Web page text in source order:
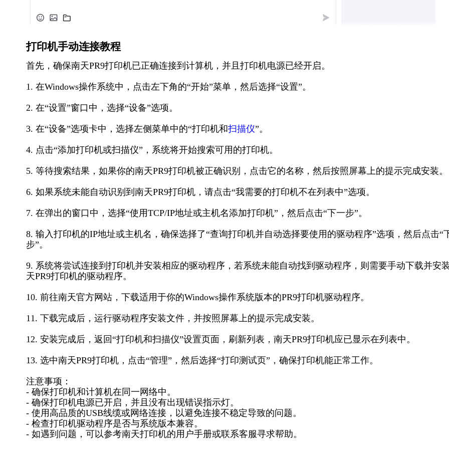
打印机手动连接教程
首先，确保南天PR9打印机已正确连接到计算机，并且打印机电源已经开启。
1. 在Windows操作系统中，点击左下角的“开始”菜单，然后选择“设置”。
2. 在“设置”窗口中，选择“设备”选项。
3. 在“设备”选项卡中，选择左侧菜单中的“打印机和扫描仪”。
4. 点击“添加打印机或扫描仪”，系统将开始搜索可用的打印机。
5. 等待搜索结果，如果你的南天PR9打印机被正确识别，点击它的名称，然后按照屏幕上的提示完成安装。
6. 如果系统未能自动识别到南天PR9打印机，请点击“我需要的打印机不在列表中”选项。
7. 在弹出的窗口中，选择“使用TCP/IP地址或主机名添加打印机”，然后点击“下一步”。
8. 输入打印机的IP地址或主机名，确保选择了“查询打印机并自动选择要使用的驱动程序”选项，然后点击“
步”。
9. 系统将尝试连接到打印机并安装相应的驱动程序，若系统未能自动找到驱动程序，则需要手动下载并安
天PR9打印机的驱动程序。
10. 前往南天官方网站，下载适用于你的Windows操作系统版本的PR9打印机驱动程序。
11. 下载完成后，运行驱动程序安装文件，并按照屏幕上的提示完成安装。
12. 安装完成后，返回“打印机和扫描仪”设置页面，刷新列表，南天PR9打印机应已显示在列表中。
13. 选中南天PR9打印机，点击“管理”，然后选择“打印测试页”，确保打印机能正常工作。
注意事项：
- 确保打印机和计算机在同一网络中。
- 确保打印机电源已开启，并且没有出现错误指示灯。
- 使用高品质的USB线缆或网络连接，以避免连接不稳定导致的问题。
- 检查打印机驱动程序是否与系统版本兼容。
- 如遇到问题，可以参考南天打印机的用户手册或联系客服寻求帮助。